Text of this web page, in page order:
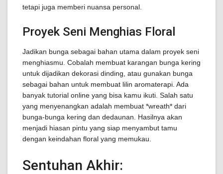
tetapi juga memberi nuansa personal.
Proyek Seni Menghias Floral
Jadikan bunga sebagai bahan utama dalam proyek seni
menghiasmu. Cobalah membuat karangan bunga kering
untuk dijadikan dekorasi dinding, atau gunakan bunga
sebagai bahan untuk membuat lilin aromaterapi. Ada
banyak tutorial online yang bisa kamu ikuti. Salah satu
yang menyenangkan adalah membuat *wreath* dari
bunga-bunga kering dan dedaunan. Hasilnya akan
menjadi hiasan pintu yang siap menyambut tamu
dengan keindahan floral yang memukau.
Sentuhan Akhir: